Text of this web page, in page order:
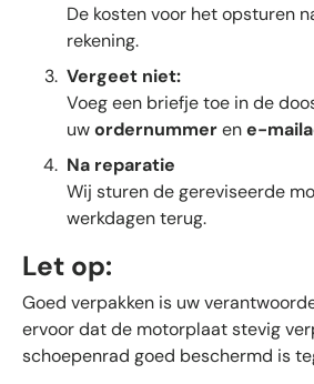
De kosten voor het opsturen
rekening.
Vergeet niet:
Voeg een briefje toe in de
uwordernummerene-
Na reparatie
Wij sturen de gereviseerde
werkdagen terug.
Let op:
Goed verpakken is uw
ervoor dat de motorplaat stevig
schoepenrad goed beschermd is